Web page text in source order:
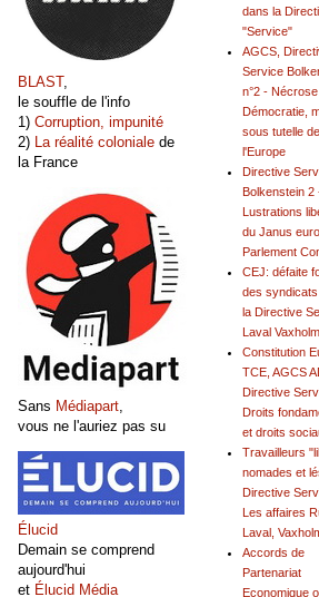
dans la
"Service"
AGCS,
Service
n°2 -
Démocratie,
sous tutelle de
l'Europe
Directive
Bolkenstein 2
Lustrations
du Janus
Parlement
CEJ: défaite
des
la Directive
Laval
Constitution
TCE, AGCS
Directive
Droits
et droits
Travailleurs
nomades et
Directive
Les affaires
Laval,
Accords de
Partenariat
Economique
BLAST,
le souffle de l'info
1) Corruption, impunité
2)
La réalité coloniale de
la France
Sans Médiapart
vous ne l'auriez pas su
Élucid
Demain se comprend
aujourd'hui
et Élucid Média